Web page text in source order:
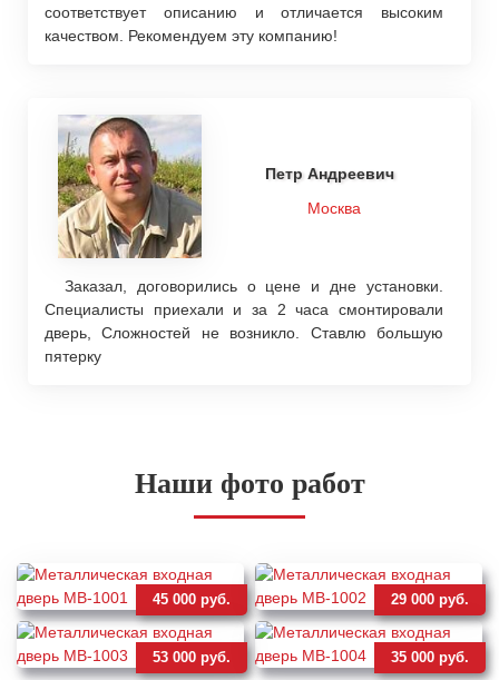
соответствует описанию и отличается высоким
качеством. Рекомендуем эту компанию!
Петр Андреевич
Москва
Заказал, договорились о цене и дне установки.
Специалисты приехали и за 2 часа смонтировали
дверь, Сложностей не возникло. Ставлю большую
пятерку
Наши фото работ
45 000 руб. 29 000 руб.
53 000 руб. 35 000 руб.